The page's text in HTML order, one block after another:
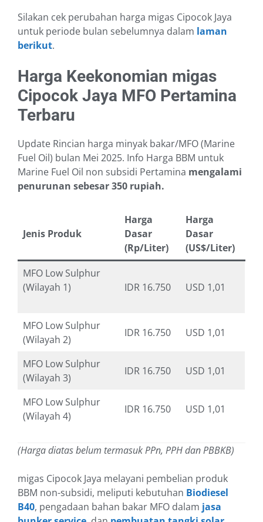
Silakan cek perubahan harga migas Cipocok Jaya
untuk periode bulan sebelumnya dalam laman
berikut.
Harga Keekonomian migas
Cipocok Jaya MFO Pertamina
Terbaru
Update Rincian harga minyak bakar/MFO (Marine
Fuel Oil) bulan Mei 2025. Info Harga BBM untuk
Marine Fuel Oil non subsidi Pertamina mengalami
penurunan sebesar 350 rupiah.
Jenis Produk
Harga
Dasar
(Rp/Liter)
Harga
Dasar
(US$/Liter)
MFO Low Sulphur
(Wilayah 1)
IDR 16.750 USD 1,01
MFO Low Sulphur
(Wilayah 2)
IDR 16.750 USD 1,01
MFO Low Sulphur
(Wilayah 3)
IDR 16.750 USD 1,01
MFO Low Sulphur
(Wilayah 4)
IDR 16.750 USD 1,01
(Harga diatas belum termasuk PPn, PPH dan PBBKB)
migas Cipocok Jaya melayani pembelian produk
BBM non-subsidi, meliputi kebutuhan Biodiesel
B40, pengadaan bahan bakar MFO dalam jasa